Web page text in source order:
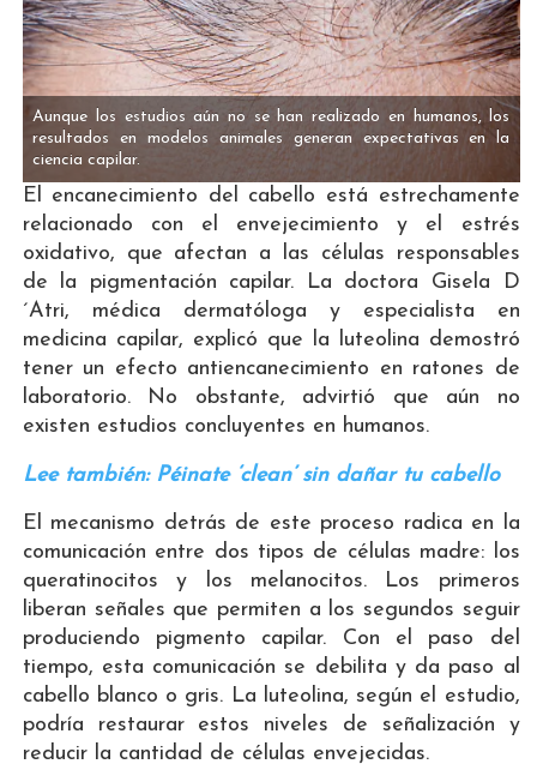
Aunque los estudios aún no se han realizado en humanos, los
resultados en modelos animales generan expectativas en la
ciencia capilar.
El encanecimiento del cabello está estrechamente
relacionado con el envejecimiento y el estrés
oxidativo, que afectan a las células responsables
de la pigmentación capilar. La doctora Gisela D
´Atri, médica dermatóloga y especialista en
medicina capilar, explicó que la luteolina demostró
tener un efecto antiencanecimiento en ratones de
laboratorio. No obstante, advirtió que aún no
existen estudios concluyentes en humanos.
Lee también: Péinate ‘clean’ sin dañar tu cabello
El mecanismo detrás de este proceso radica en la
comunicación entre dos tipos de células madre: los
queratinocitos y los melanocitos. Los primeros
liberan señales que permiten a los segundos seguir
produciendo pigmento capilar. Con el paso del
tiempo, esta comunicación se debilita y da paso al
cabello blanco o gris. La luteolina, según el estudio,
podría restaurar estos niveles de señalización y
reducir la cantidad de células envejecidas.